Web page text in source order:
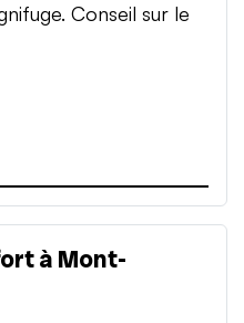
Conseil sur le
à Mont-